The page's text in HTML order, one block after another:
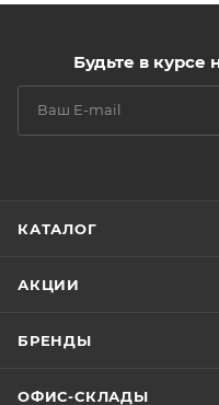
Будьте в курсе
КАТАЛОГ
АКЦИИ
БРЕНДЫ
ОФИС-СКЛАДЫ